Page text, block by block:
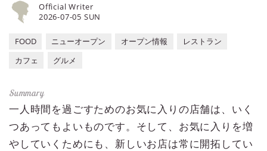
2026-07-05 SUN
Official Writer
FOOD ニューオープン オープン情報
レストラン
カフェ
グルメ
一人時間を過ごすためのお気に入りの店舗は、いく
つあってもよいものです。そして、お気に入りを増
やしていくためにも、新しいお店は常に開拓してい